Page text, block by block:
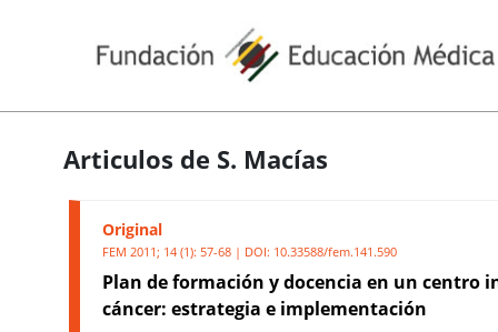
Articulos de S. Macías
Original
FEM 2011; 14 (1): 57-68 | DOI: 10.33588/fem.141.590
Plan de formación y docencia en un centro
cáncer: estrategia e implementación